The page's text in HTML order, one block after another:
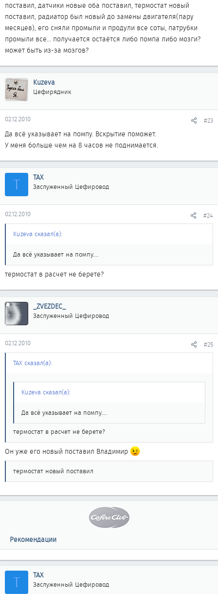
поставил, датчики новые оба поставил, термостат новый
поставил, радиатор был новый до замены двигателя(пару
месяцев), его сняли промыли и продули все соты, патрубки
промыли все... получается остаётся либо помпа либо мозги?
может быть из-за мозгов?
Kuzeva
Цефирядник
02.12.2010 #23
Да всё указывает на помпу. Вскрытие поможет.
У меня больше чем на 8 часов не поднимается.
Т ТАХ
Заслуженный Цефировод
02.12.2010 #24
Kuzeva сказал(а):
Да всё указывает на помпу....
термостат в расчет не берете?
_ZVEZDEC_
Заслуженный Цефировод
02.12.2010 #25
ТАХ сказал(а):
Kuzeva сказал(а):
Да всё указывает на помпу....
термостат в расчет не берете?
Он уже его новый поставил Владимир
термостат новый поставил
Рекомендации
Т ТАХ
Заслуженный Цефировод